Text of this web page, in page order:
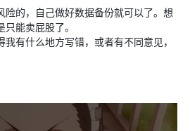
险的，自己做好数据备份就可以了。想
能卖屁股了。
有什么地方写错，或者有不同意见，
品